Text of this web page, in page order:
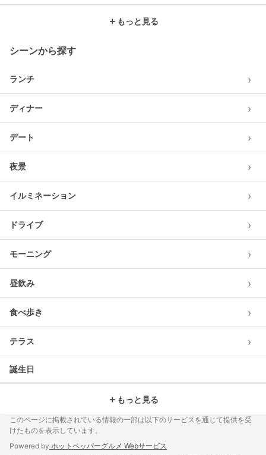
＋ もっと見る
シーンから探す
ランチ ›
ディナー ›
デート ›
夜景 ›
イルミネーション ›
ドライブ ›
モーニング ›
昼飲み ›
食べ歩き ›
テラス ›
誕生日
＋ もっと見る
このページに掲載されている情報の一部は以下のサービスを通じて提供を受
けたものを表示しています。
Powered by ホットペッパーグルメ Webサービス